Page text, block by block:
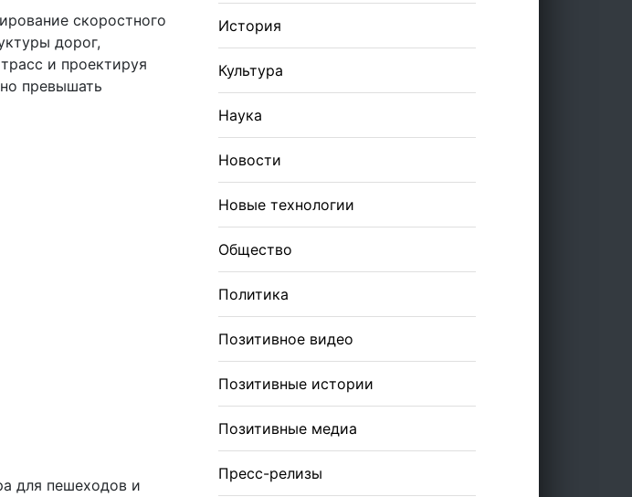
скоростного
дорог,
и проектируя
превышать
для пешеходов и
История
Культура
Наука
Новости
Новые технологии
Общество
Политика
Позитивное видео
Позитивные истории
Позитивные медиа
Пресс-релизы